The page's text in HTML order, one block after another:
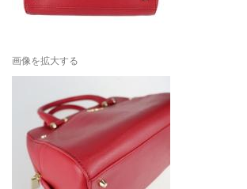
画像を拡大する